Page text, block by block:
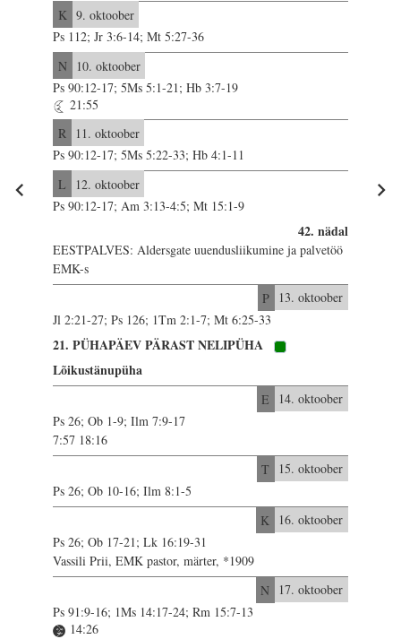
K 9. oktoober
Ps 112; Jr 3:6-14; Mt 5:27-36
N
10. oktoober
Ps 90:12-17; 5Ms 5:1-21; Hb 3:7-19
21:55
R
11. oktoober
Ps 90:12-17; 5Ms 5:22-33; Hb 4:1-11
L
12. oktoober
Ps 90:12-17; Am 3:13-4:5; Mt 15:1-9
42. nädal
EESTPALVES: Aldersgate uuendusliikumine ja palvetöö
EMK-s
P
13. oktoober
Jl 2:21-27; Ps 126; 1Tm 2:1-7; Mt 6:25-33
21. PÜHAPÄEV PÄRAST NELIPÜHA
Lõikustänupüha
E
14. oktoober
Ps 26; Ob 1-9; Ilm 7:9-17
7:57 18:16
T
15. oktoober
Ps 26; Ob 10-16; Ilm 8:1-5
K
16. oktoober
Ps 26; Ob 17-21; Lk 16:19-31
Vassili Prii, EMK pastor, märter, *1909
N
17. oktoober
Ps 91:9-16; 1Ms 14:17-24; Rm 15:7-13
14:26